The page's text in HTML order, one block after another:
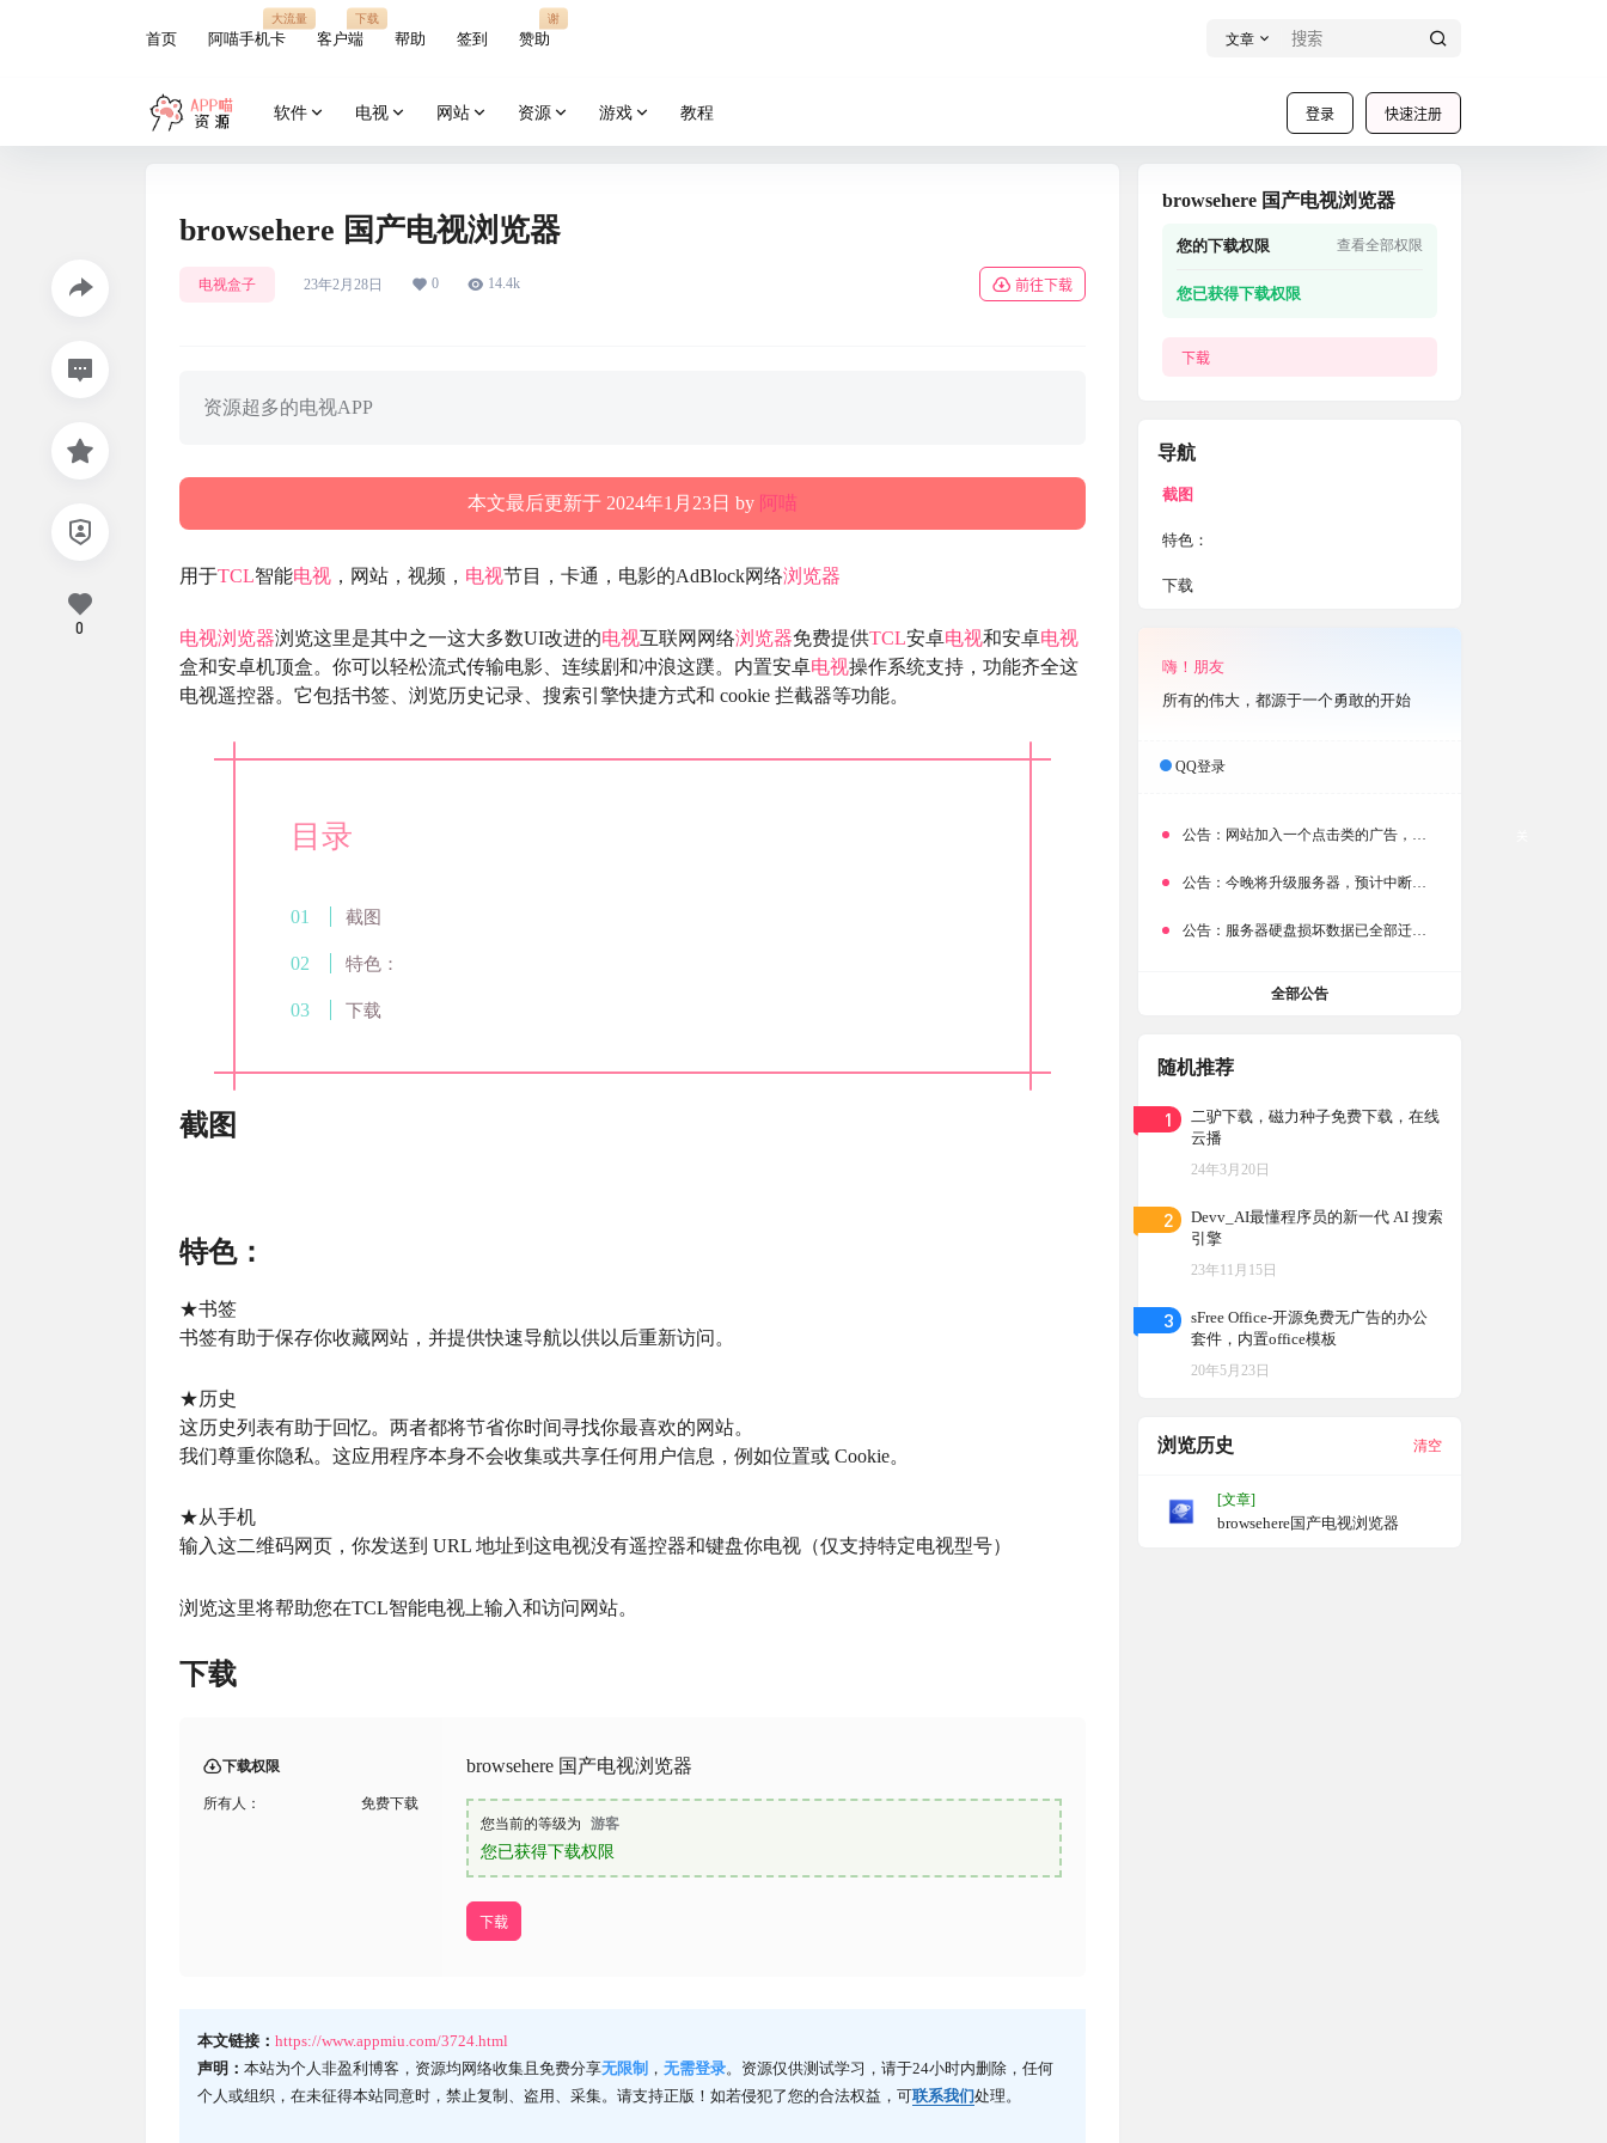
首页 阿喵手机卡
大流量
客户端
下载
帮助 签到 赞助
谢
文章
登录 快速注册
软件 电视 网站 资源 游戏 教程
browsehere 国产电视浏览器
电视盒子 23年2月28日 0 14.4k 前往下载
资源超多的电视APP
本文最后更新于 2024年1月23日 by 阿喵
用于TCL智能电视 ，网站，视频， 电视节目，卡通，电影的AdBlock网络浏览器
电视浏览器浏览这里是其中之一这大多数UI改进的电视互联网网络浏览器免费提供TCL安卓电视和安卓电视
盒和安卓机顶盒。你可以轻松流式传输电影、连续剧和冲浪这蹼。内置安卓电视操作系统支持，功能齐全这
电视遥控器。它包括书签、浏览历史记录、搜索引擎快捷方式和 cookie 拦截器等功能。
目录
截图
特色：
下载
截图
特色：
★书签
书签有助于保存你收藏网站，并提供快速导航以供以后重新访问。
★历史
这历史列表有助于回忆。两者都将节省你时间寻找你最喜欢的网站。
我们尊重你隐私。这应用程序本身不会收集或共享任何用户信息，例如位置或 Cookie。
★从手机
输入这二维码网页，你发送到 URL 地址到这电视没有遥控器和键盘你电视（仅支持特定电视型号）
浏览这里将帮助您在TCL智能电视上输入和访问网站。
下载
下载权限
所有人： 免费下载
browsehere 国产电视浏览器
您当前的等级为 游客
您已获得下载权限
下载
本文链接： https://www.appmiu.com/3724.html
声明： 本站为个人非盈利博客，资源均网络收集且免费分享无限制 ， 无需登录。资源仅供测试学习，请于24小时内删除，任何
个人或组织，在未征得本站同意时，禁止复制、盗用、采集。请支持正版！如若侵犯了您的合法权益，可联系我们处理。
0
browsehere 国产电视浏览器
您的下载权限 查看全部权限
您已获得下载权限
下载
导航
截图
特色：
下载
嗨！朋友
所有的伟大，都源于一个勇敢的开始
QQ登录
公告： 网站加入一个点击类的广告，大家点击下载按钮需要注意
公告： 今晚将升级服务器，预计中断时常为1分钟
公告： 服务器硬盘损坏数据已全部迁移备份，网站恢复完成！
全部公告
随机推荐
1
二驴下载，磁力种子免费下载，在线
云播
24年3月20日
2
Devv_AI最懂程序员的新一代 AI 搜索
引擎
23年11月15日
3
sFree Office-开源免费无广告的办公
套件，内置office模板
20年5月23日
浏览历史 清空
[文章]
browsehere国产电视浏览器